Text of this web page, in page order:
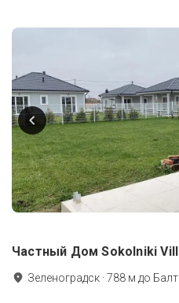
Частный Дом Sokolniki
Зеленоградск ·788 м до